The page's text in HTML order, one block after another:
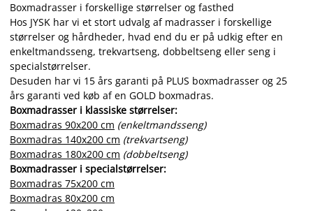
Boxmadrasser i forskellige størrelser og fasthed
Hos JYSK har vi et stort udvalg af madrasser i forskellige
størrelser og hårdheder, hvad end du er på udkig efter en
enkeltmandsseng, trekvartseng, dobbeltseng eller seng i
specialstørrelser.
Desuden har vi 15 års garanti på PLUS boxmadrasser og 25
års garanti ved køb af en GOLD boxmadras.
Boxmadrasser i klassiske størrelser:
Boxmadras 90x200 cm (enkeltmandsseng)
Boxmadras 140x200 cm (trekvartseng)
Boxmadras 180x200 cm (dobbeltseng)
Boxmadrasser i specialstørrelser:
Boxmadras 75x200 cm
Boxmadras 80x200 cm